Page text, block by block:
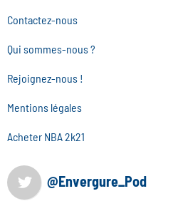
Contactez-nous
Qui sommes-nous ?
Rejoignez-nous !
Mentions légales
Acheter NBA 2k21
@Envergure_Pod